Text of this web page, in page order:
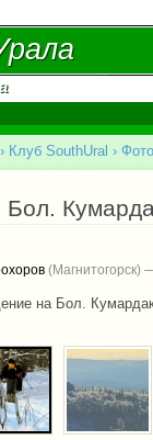
› Клуб SouthUral ›
Бол.
(Магнитогорск)
на Бол.